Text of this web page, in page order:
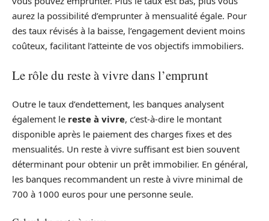
aurez la possibilité d’emprunter à mensualité égale. Pour
des taux révisés à la baisse, l’engagement devient moins
coûteux, facilitant l’atteinte de vos objectifs immobiliers.
Le rôle du reste à vivre dans l’emprunt
Outre le taux d’endettement, les banques analysent
également le reste à vivre, c’est-à-dire le montant
disponible après le paiement des charges fixes et des
mensualités. Un reste à vivre suffisant est bien souvent
déterminant pour obtenir un prêt immobilier. En général,
les banques recommandent un reste à vivre minimal de
700 à 1000 euros pour une personne seule.